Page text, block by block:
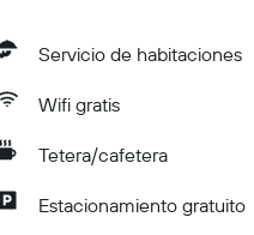
Servicio de habitaciones
Wifi gratis
Tetera/cafetera
Estacionamiento gratuito